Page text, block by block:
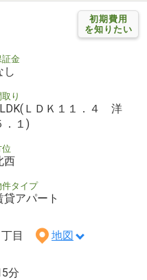
初期費用
を知りたい
証金
し
取り
ＬＤＫ１１．４ 洋
．１)
位
西
件タイプ
貸アパート
丁目 地図
分